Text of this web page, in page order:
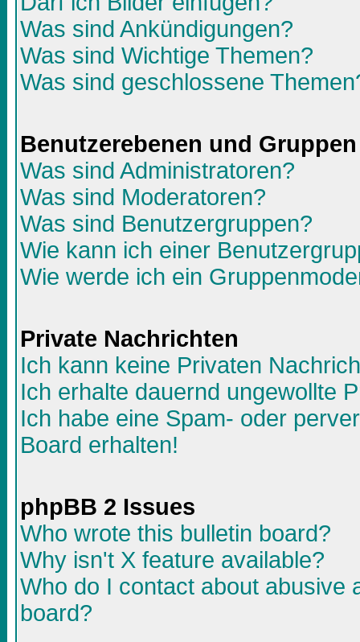
Was sind Ankündigungen?
Was sind Wichtige Themen?
Was sind geschlossene
Benutzerebenen und Gruppen
Was sind Administratoren?
Was sind Moderatoren?
Was sind Benutzergruppen?
Wie kann ich einer
Wie werde ich ein
Private Nachrichten
Ich kann keine Privaten
Ich erhalte dauernd ungewollte
Ich habe eine Spam- oder
Board erhalten!
phpBB 2 Issues
Who wrote this bulletin board?
Why isn't X feature available?
Who do I contact about abusive
board?